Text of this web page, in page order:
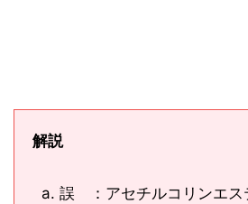
解説
誤 ：アセチルコリンエス